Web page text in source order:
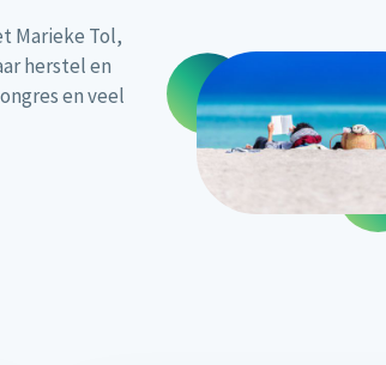
Marieke Tol,
herstel en
en veel